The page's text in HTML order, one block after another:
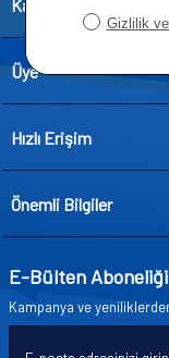
Kategoriler
Üye
Hızlı Erişim
Önemli Bilgiler
E-Bülten Aboneliği
Kampanya ve